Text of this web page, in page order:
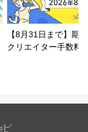
【8月31日まで】期
クリエイター手数料